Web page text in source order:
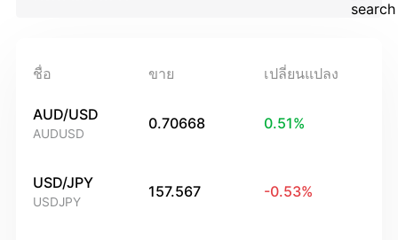
ชื่อ ขาย เปลี่ยนแปลง
AUD/USD
AUDUSD
0.70668 0.51%
USD/JPY
USDJPY
157.567 -0.53%